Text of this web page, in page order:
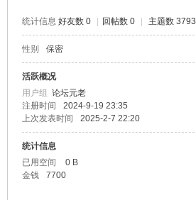
统计信息 好友数 0 回帖数 0 主题数 3793
性别 保密
活跃概况
用户组 论坛元老
注册时间
2024-9-19 23:35
上次发表时间
2025-2-7 22:20
统计信息
已用空间
0 B
金钱
7700